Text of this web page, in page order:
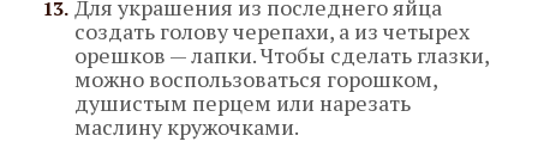
Для украшения из последнего яйца
создать голову черепахи, а из четырех
орешков — лапки. Чтобы сделать глазки,
можно воспользоваться горошком,
душистым перцем или нарезать
маслину кружочками.